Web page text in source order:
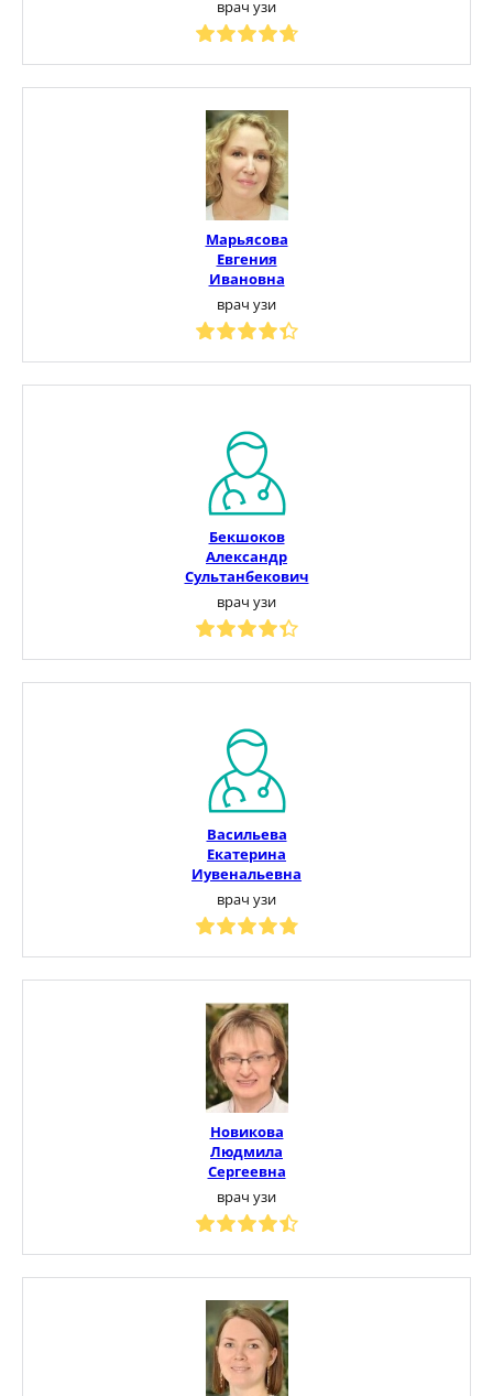
врач узи
Марьясова
Евгения
Ивановна
врач узи
Бекшоков
Александр
Сультанбекович
врач узи
Васильева
Екатерина
Иувенальевна
врач узи
Новикова
Людмила
Сергеевна
врач узи